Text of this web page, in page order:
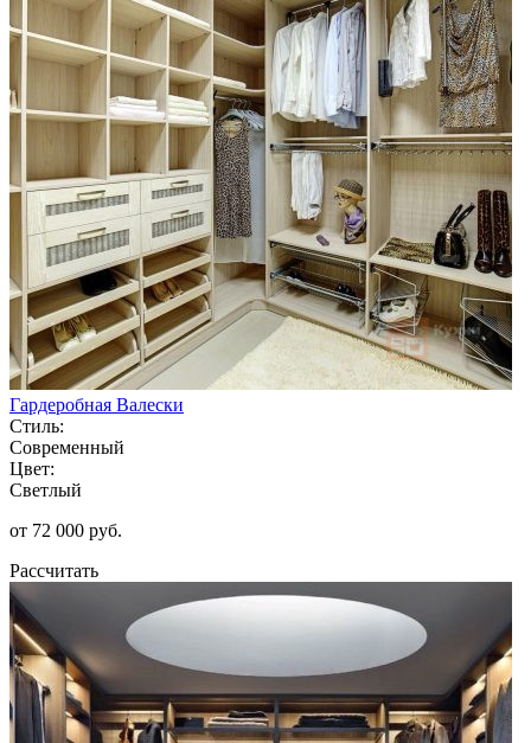
Гардеробная Валески
Стиль:
Современный
Цвет:
Светлый
от 72 000 руб.
Рассчитать